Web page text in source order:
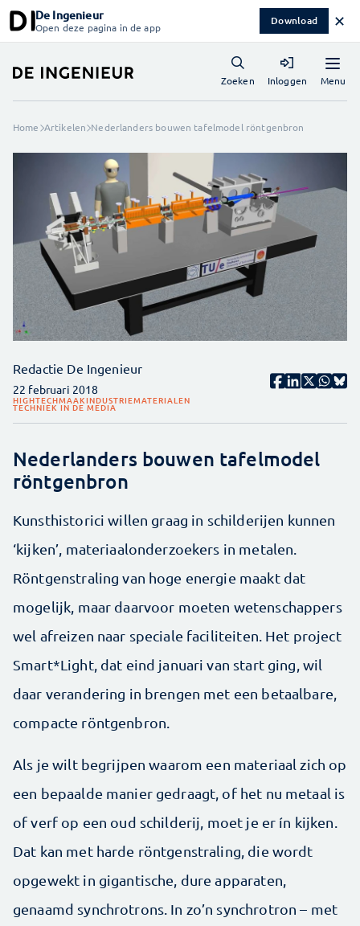
De Ingenieur
Open deze pagina in de app Download ✕
Menu
Zoeken Inloggen
Home Artikelen Nederlanders bouwen tafelmodel röntgenbron
Redactie De Ingenieur
22 februari 2018
HIGHTECHMAAKINDUSTRIEMATERIALEN
TECHNIEK IN DE MEDIA
Nederlanders bouwen tafelmodel
röntgenbron
Kunsthistorici willen graag in schilderijen kunnen
‘kijken’, materiaalonderzoekers in metalen.
Röntgenstraling van hoge energie maakt dat
mogelijk, maar daarvoor moeten wetenschappers
wel afreizen naar speciale faciliteiten. Het project
Smart*Light, dat eind januari van start ging, wil
daar verandering in brengen met een betaalbare,
compacte röntgenbron.
Als je wilt begrijpen waarom een materiaal zich op
een bepaalde manier gedraagt, of het nu metaal is
of verf op een oud schilderij, moet je er ín kijken.
Dat kan met harde röntgenstraling, die wordt
opgewekt in gigantische, dure apparaten,
genaamd synchrotrons. In zo’n synchrotron – met